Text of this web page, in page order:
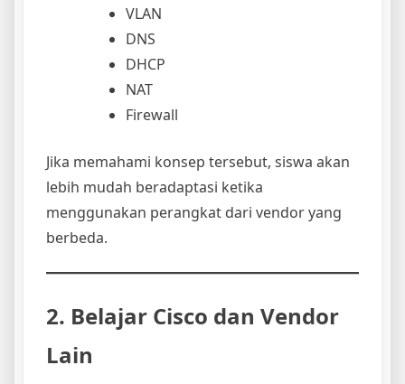
VLAN
DNS
DHCP
NAT
Firewall
Jika memahami konsep tersebut, siswa akan
lebih mudah beradaptasi ketika
menggunakan perangkat dari vendor yang
berbeda.
2. Belajar Cisco dan Vendor
Lain